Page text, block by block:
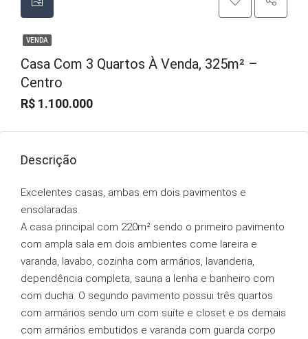
VENDA
Casa Com 3 Quartos À Venda, 325m² –
Centro
R$ 1.100.000
Descrição
Excelentes casas, ambas em dois pavimentos e
ensolaradas.
A casa principal com 220m² sendo o primeiro pavimento
com ampla sala em dois ambientes come lareira e
varanda, lavabo, cozinha com armários, lavanderia,
dependência completa, sauna a lenha e banheiro com
com ducha. O segundo pavimento possui três quartos
com armários sendo um com suíte e closet e os demais
com armários embutidos e varanda com guarda corpo